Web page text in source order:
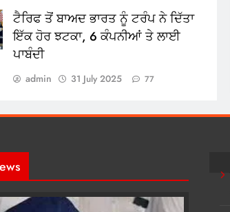
ਟੈਰਿਫ ਤੋਂ ਬਾਅਦ ਭਾਰਤ ਨੂੰ ਟਰੰਪ ਨੇ ਦਿੱਤਾ
ਇੱਕ ਹੋਰ ਝਟਕਾ, 6 ਕੰਪਨੀਆਂ ਤੇ ਲਾਈ
ਪਾਬੰਦੀ
admin 31 July 2025 77